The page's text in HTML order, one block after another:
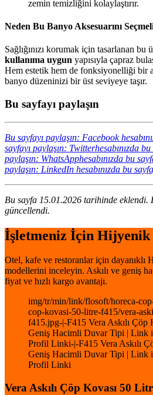
zemin temizliğini kolaylaştırır.
Neden Bu Banyo Aksesuarını
Sağlığınızı korumak için tasarlanan bu
kullanıma uygun yapısıyla çapraz
Hem estetik hem de fonksiyonelliği bir
banyo düzeninizi bir üst seviyeye taşır.
Bu sayfayı paylaşın
Bu sayfayı paylaşın: Facebook
sayfayı paylaşın: Twitterhesabınızda bu
paylaşın: WhatsApphesabınızda bu
paylaşın: LinkedIn hesabınızda bu
Bu sayfa 15.01.2026 tarihinde eklendi.
güncellendi.
İşletmeniz İçin Hijyenik
Otel, kafe ve restoranlar için dayanıklı
modellerini inceleyin. Askılı ve geniş
fiyat ve hızlı kargo avantajı.
img/tr/min/link/flosoft/horeca-
cop-kovasi-50-litre-f415/vera-
f415.jpg-|-F415 Vera Askılı Çöp
Geniş Hacimli Duvar Tipi | Link
Profil Linki-|-F415 Vera Askılı
Geniş Hacimli Duvar Tipi | Link
Profil Linki
Vera Askılı Çöp Kovası 50